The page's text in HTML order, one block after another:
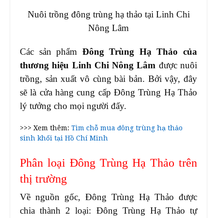
Nuôi trồng đông trùng hạ thảo tại Linh Chi
Nông Lâm
Các sản phẩm Đông Trùng Hạ Thảo của
thương hiệu Linh Chi Nông Lâm được nuôi
trồng, sản xuất vô cùng bài bản. Bởi vậy, đây
sẽ là cửa hàng cung cấp Đông Trùng Hạ Thảo
lý tưởng cho mọi người đấy.
>>> Xem thêm: Tìm chỗ mua đông trùng hạ thảo
sinh khối tại Hồ Chí Minh
Phân loại Đông Trùng Hạ Thảo trên
thị trường
Về nguồn gốc, Đông Trùng Hạ Thảo được
chia thành 2 loại: Đông Trùng Hạ Thảo tự